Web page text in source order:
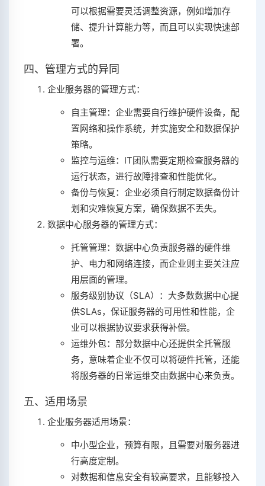
可以根据需要灵活调整资源，例如增加存
储、提升计算能力等，而且可以实现快速部
署。
四、管理方式的异同
企业服务器的管理方式：
自主管理：企业需要自行维护硬件设备，配
置网络和操作系统，并实施安全和数据保护
策略。
监控与运维：IT团队需要定期检查服务器的
运行状态，进行故障排查和性能优化。
备份与恢复：企业必须自行制定数据备份计
划和灾难恢复方案，确保数据不丢失。
数据中心服务器的管理方式：
托管管理：数据中心负责服务器的硬件维
护、电力和网络连接，而企业则主要关注应
用层面的管理。
服务级别协议（SLA）：大多数数据中心提
供SLAs，保证服务器的可用性和性能，企
业可以根据协议要求获得补偿。
运维外包：部分数据中心还提供全托管服
务，意味着企业不仅可以将硬件托管，还能
将服务器的日常运维交由数据中心来负责。
五、适用场景
企业服务器适用场景：
中小型企业，预算有限，且需要对服务器进
行高度定制。
对数据和信息安全有较高要求，且能够投入